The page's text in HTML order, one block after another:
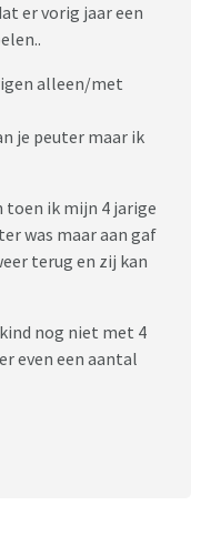
er vorig jaar een
alleen/met
je peuter maar ik
toen ik mijn 4 jarige
was maar aan gaf
terug en zij kan
nog niet met 4
even een aantal